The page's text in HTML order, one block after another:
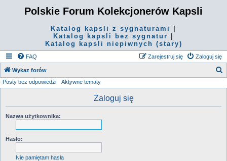
Polskie Forum Kolekcjonerów Kapsli
Katalog kapsli z sygnaturami
Katalog kapsli bez sygnatur
Katalog kapsli niepiwnych (stary)
FAQ Zaloguj się
Zarejestruj się
Wykaz forów
Posty bez odpowiedzi Aktywne tematy
Zaloguj się
Nazwa użytkownika:
Hasło:
Nie pamiętam hasła